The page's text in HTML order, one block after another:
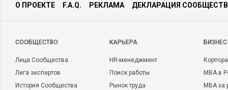
О ПРОЕКТЕ F.A.Q. РЕКЛАМА ДЕКЛАРАЦИЯ
CООБЩЕСТВО
Лица Сообщества
Лига экспертов
История Сообщества
КАРЬЕРА
HR-менеджмент
Поиск работы
Рынок труда
MBA в
MBA